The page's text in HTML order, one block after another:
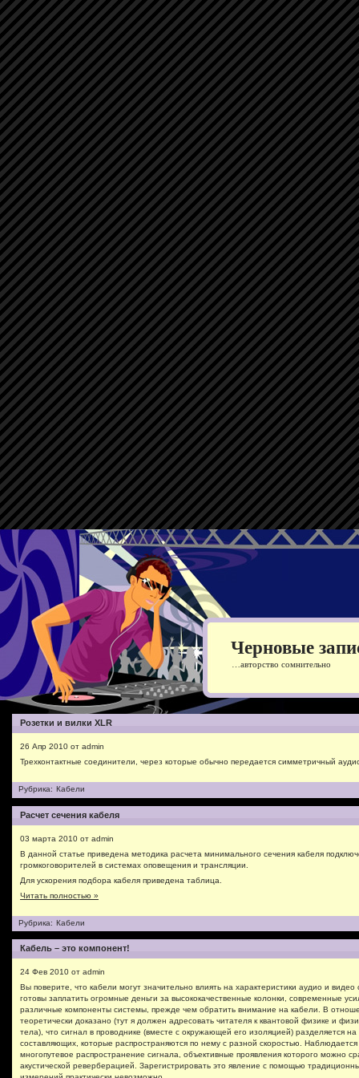
Черновые
…авторство сомнительно
Розетки и вилки XLR
26 Апр 2010 от admin
Трехконтактные соединители, через которые обычно передается симметричный
Рубрика: Кабели
Расчет сечения кабеля
03 марта 2010 от admin
В данной статье приведена методика расчета минимального сечения кабеля
громкоговорителей в системах оповещения и трансляции.
Для ускорения подбора кабеля приведена таблица.
Читать полностью »
Рубрика: Кабели
Кабель – это компонент!
24 Фев 2010 от admin
Вы поверите, что кабели могут значительно влиять на характеристики аудио и
готовы заплатить огромные деньги за высококачественные колонки, современные
различные компоненты системы, прежде чем обратить внимание на кабели. В
теоретически доказано (тут я должен адресовать читателя к квантовой физике и
тела), что сигнал в проводнике (вместе с окружающей его изоляцией) разделяется на
составляющих, которые распространяются по нему с разной скоростью.
многопутевое распространение сигнала, объективные проявления которого можно
акустической реверберацией. Зарегистрировать это явление с помощью